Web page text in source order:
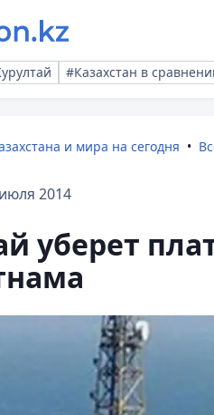
#Казахстан в
и мира на сегодня
2014
уберет